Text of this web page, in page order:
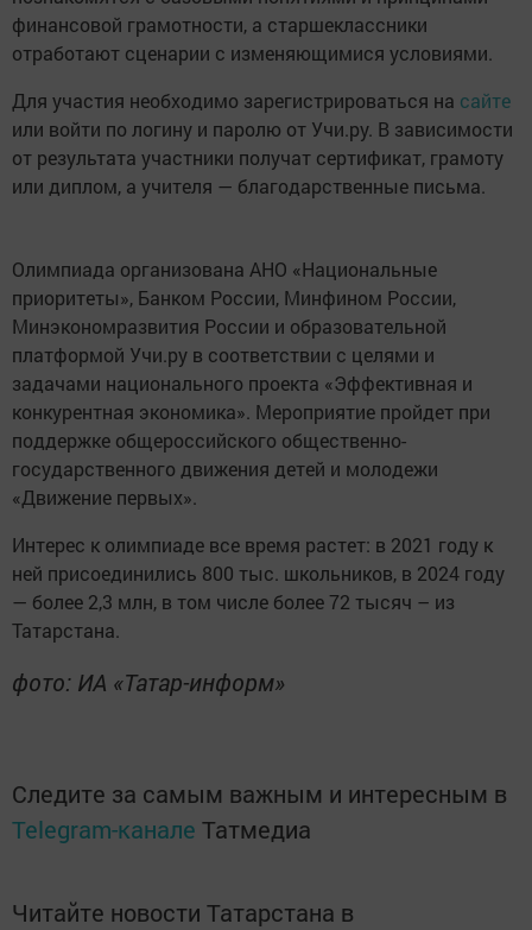
финансовой грамотности, а старшеклассники
отработают сценарии с изменяющимися условиями.
Для участия необходимо зарегистрироваться на сайте
или войти по логину и паролю от Учи.ру. В зависимости
от результата участники получат сертификат, грамоту
или диплом, а учителя — благодарственные письма.
Олимпиада организована АНО «Национальные
приоритеты», Банком России, Минфином России,
Минэкономразвития России и образовательной
платформой Учи.ру в соответствии с целями и
задачами национального проекта «Эффективная и
конкурентная экономика». Мероприятие пройдет при
поддержке общероссийского общественно-
государственного движения детей и молодежи
«Движение первых».
Интерес к олимпиаде все время растет: в 2021 году к
ней присоединились 800 тыс. школьников, в 2024 году
— более 2,3 млн, в том числе более 72 тысяч – из
Татарстана.
фото: ИА «Татар-информ»
Следите за самым важным и интересным в
Telegram-канале Татмедиа
Читайте новости Татарстана в